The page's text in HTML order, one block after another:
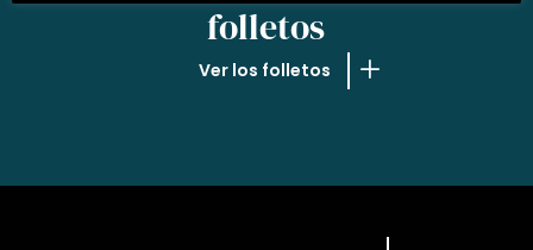
folletos
Ver los folletos